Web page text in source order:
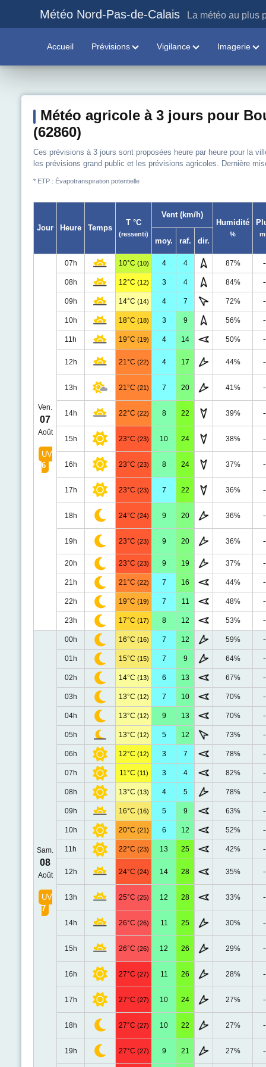
Météo Nord-Pas-de-Calais La météo au plus
Accueil Prévisions Vigilance Imagerie
Météo agricole à 3 jours pour
(62860)
Ces prévisions à 3 jours sont proposées heure par heure pour la
les prévisions grand public et les prévisions agricoles. Dernière
* ETP : Évapotranspiration potentielle
Jour Heure Temps
T °C
(ressenti)
Vent (km/h)
Humidité
%
moy. raf. dir.
Ven.
07
Août
UV
6
07h 10°C (10) 4 4 87%
08h 12°C (12) 3 4 84%
09h 14°C (14) 4 7 72%
10h 18°C (18) 3 9 56%
11h 19°C (19) 4 14 50%
12h 21°C (22) 4 17 44%
13h 21°C (21) 7 20 41%
14h 22°C (22) 8 22 39%
15h 23°C (23) 10 24 38%
16h 23°C (23) 8 24 37%
17h 23°C (23) 7 22 36%
18h 24°C (24) 9 20 36%
19h 23°C (23) 9 20 36%
20h 23°C (23) 9 19 37%
21h 21°C (22) 7 16 44%
22h 19°C (19) 7 11 48%
23h 17°C (17) 8 12 53%
Sam.
08
Août
UV
7
00h 16°C (16) 7 12 59%
01h 15°C (15) 7 9 64%
02h 14°C (13) 6 13 67%
03h 13°C (12) 7 10 70%
04h 13°C (12) 9 13 70%
05h 13°C (12) 5 12 73%
06h 12°C (12) 3 7 78%
07h 11°C (11) 3 4 82%
08h 13°C (13) 4 5 78%
09h 16°C (16) 5 9 63%
10h 20°C (21) 6 12 52%
11h 22°C (23) 13 25 42%
12h 24°C (24) 14 28 35%
13h 25°C (25) 12 28 33%
14h 26°C (26) 11 25 30%
15h 26°C (26) 12 26 29%
16h 27°C (27) 11 26 28%
17h 27°C (27) 10 24 27%
18h 27°C (27) 10 22 27%
19h 27°C (27) 9 21 27%